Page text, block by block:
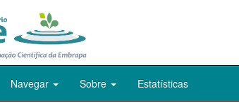
Navegar Sobre Estatísticas